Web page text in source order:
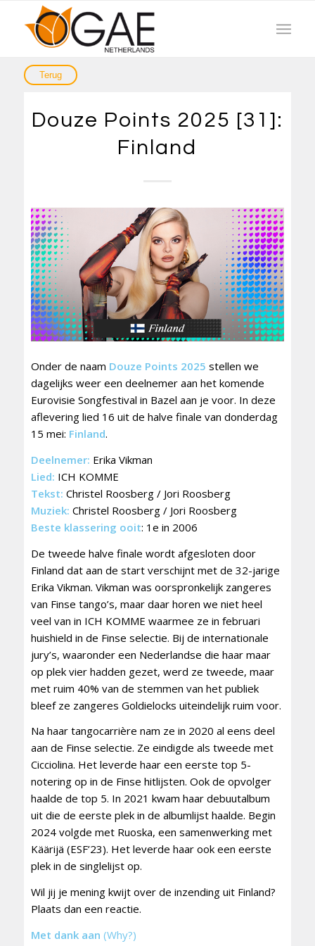
Douze Points 2025 [31]:
Finland
Onder de naam Douze Points 2025 stellen we
dagelijks weer een deelnemer aan het komende
Eurovisie Songfestival in Bazel aan je voor. In deze
aflevering lied 16 uit de halve finale van donderdag
15 mei: Finland.
Deelnemer: Erika Vikman
Lied: ICH KOMME
Tekst: Christel Roosberg / Jori Roosberg
Muziek: Christel Roosberg / Jori Roosberg
Beste klassering ooit: 1e in 2006
De tweede halve finale wordt afgesloten door
Finland dat aan de start verschijnt met de 32-jarige
Erika Vikman. Vikman was oorspronkelijk zangeres
van Finse tango’s, maar daar horen we niet heel
veel van in ICH KOMME waarmee ze in februari
huishield in de Finse selectie. Bij de internationale
jury’s, waaronder een Nederlandse die haar maar
op plek vier hadden gezet, werd ze tweede, maar
met ruim 40% van de stemmen van het publiek
bleef ze zangeres Goldielocks uiteindelijk ruim voor.
Na haar tangocarrière nam ze in 2020 al eens deel
aan de Finse selectie. Ze eindigde als tweede met
Cicciolina. Het leverde haar een eerste top 5-
notering op in de Finse hitlijsten. Ook de opvolger
haalde de top 5. In 2021 kwam haar debuutalbum
uit die de eerste plek in de albumlijst haalde. Begin
2024 volgde met Ruoska, een samenwerking met
Käärijä (ESF’23). Het leverde haar ook een eerste
plek in de singlelijst op.
Wil jij je mening kwijt over de inzending uit Finland?
Plaats dan een reactie.
Met dank aan (Why?)